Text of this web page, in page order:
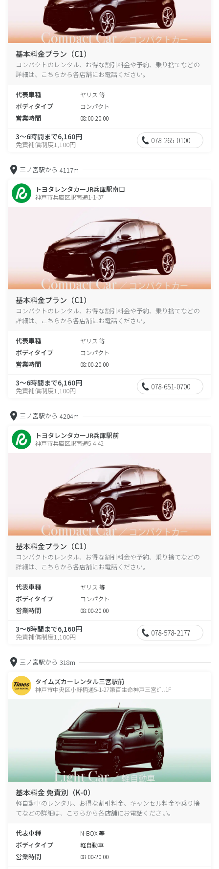
基本料金プラン（C1）
コンパクトのレンタル、お得な割引料金や予約、乗り捨てなどの
詳細は、こちらから各店舗にお電話ください。
代表車種 ヤリス 等
ボディタイプ コンパクト
営業時間 08:00-20:00
3～6時間まで6,160円
免責補償制度1,100円 078-265-0100
三ノ宮駅から 4117m
トヨタレンタカーJR兵庫駅南口
神戸市兵庫区駅南通1-1-37
基本料金プラン（C1）
コンパクトのレンタル、お得な割引料金や予約、乗り捨てなどの
詳細は、こちらから各店舗にお電話ください。
代表車種 ヤリス 等
ボディタイプ コンパクト
営業時間 08:00-20:00
3～6時間まで6,160円
免責補償制度1,100円 078-651-0700
三ノ宮駅から 4204m
トヨタレンタカーJR兵庫駅前
神戸市兵庫区駅南通5-4-42
基本料金プラン（C1）
コンパクトのレンタル、お得な割引料金や予約、乗り捨てなどの
詳細は、こちらから各店舗にお電話ください。
代表車種 ヤリス 等
ボディタイプ コンパクト
営業時間 08:00-20:00
3～6時間まで6,160円
免責補償制度1,100円 078-578-2177
三ノ宮駅から 318m
タイムズカーレンタル三宮駅前
神戸市中央区小野柄通5-1-27第百生命神戸三宮ﾋﾞﾙ1F
基本料金 免責別（K-0）
軽自動車のレンタル、お得な割引料金、キャンセル料金や乗り捨
てなどの詳細は、こちらから各店舗にお電話ください。
代表車種 N-BOX 等
ボディタイプ 軽自動車
営業時間 08:00-20:00